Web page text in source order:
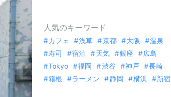
人気のキーワード
カフェ 浅草 京都 大阪
温泉
寿司
宿泊 天気 銀座
広島
Tokyo
福岡 渋谷 神戸
長崎
箱根
ラーメン 静岡 横浜 新宿